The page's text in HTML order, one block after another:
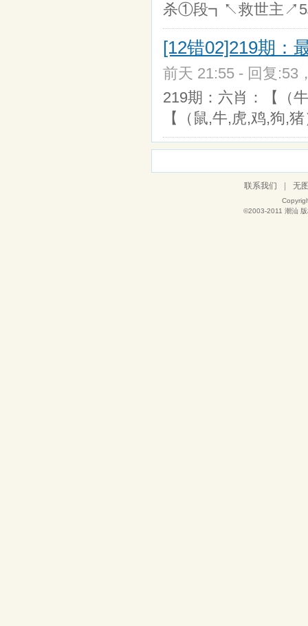
杀①段┓↖救世主↗5
[12错02]219期：
前天 21:55 - 回复:53
219期：六肖：【（
【（鼠,牛,虎,鸡,狗,
联系我们 无
©2003-2011 潮汕